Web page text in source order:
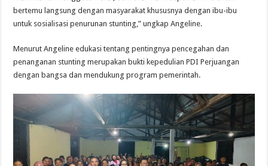
bertemu langsung dengan masyarakat khususnya dengan ibu-ibu
untuk sosialisasi penurunan stunting,” ungkap Angeline.
Menurut Angeline edukasi tentang pentingnya pencegahan dan
penanganan stunting merupakan bukti kepedulian PDI Perjuangan
dengan bangsa dan mendukung program pemerintah.